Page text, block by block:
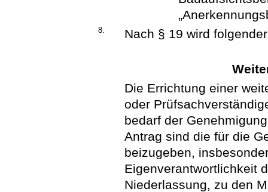
8. Nach § 19 wird
Die Errichtung einer
oder
bedarf der
Antrag sind die für die
beizugeben,
Eigenverantwortlichkeit
Niederlassung, zu den